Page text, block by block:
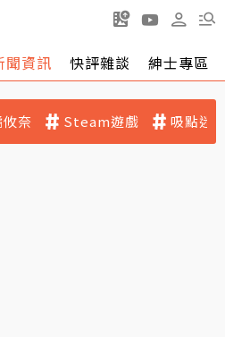
聞資訊 快評雜談 紳士專區
攸奈 Steam遊戲 吸點迷